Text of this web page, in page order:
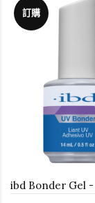
訂購
ibd Bonder Gel -